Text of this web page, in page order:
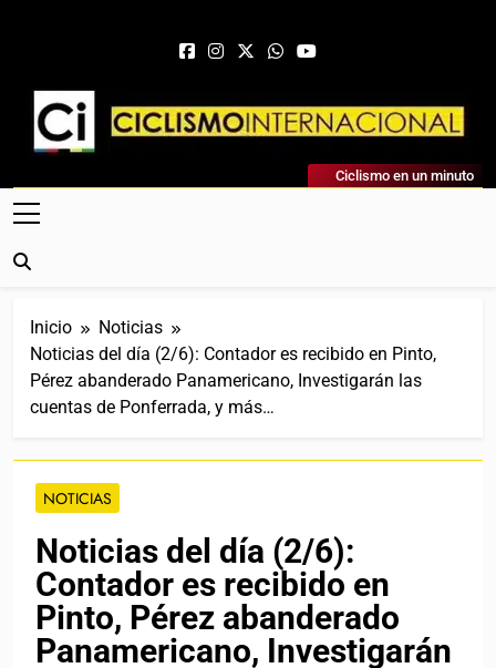
Ciclismo Internacional
Web Dedicada Al Ciclismo Mundial. Entrevistas, Análisis,
Crónicas, Previas Y Más. La Web Ciclista De Referencia.
Ciclismo en un minuto
Inicio
Noticias
Noticias del día (2/6): Contador es recibido en Pinto,
Pérez abanderado Panamericano, Investigarán las
cuentas de Ponferrada, y más…
NOTICIAS
Noticias del día (2/6):
Contador es recibido en
Pinto, Pérez abanderado
Panamericano, Investigarán